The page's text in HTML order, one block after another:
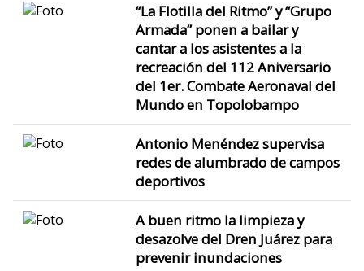
“La Flotilla del Ritmo” y “Grupo
Armada” ponen a bailar y
cantar a los asistentes a la
recreación del 112 Aniversario
del 1er. Combate Aeronaval del
Mundo en Topolobampo
Antonio Menéndez supervisa
redes de alumbrado de campos
deportivos
A buen ritmo la limpieza y
desazolve del Dren Juárez para
prevenir inundaciones